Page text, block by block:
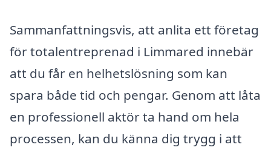
Sammanfattningsvis, att anlita ett företag
för totalentreprenad i Limmared innebär
att du får en helhetslösning som kan
spara både tid och pengar. Genom att låta
en professionell aktör ta hand om hela
processen, kan du känna dig trygg i att